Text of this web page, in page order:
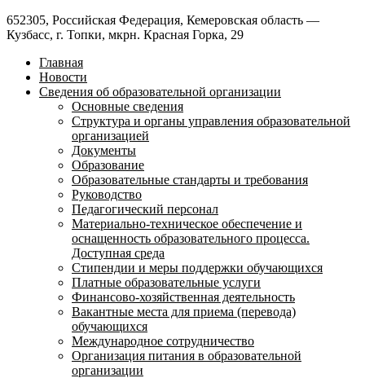
652305, Российская Федерация, Кемеровская область —
Кузбасс, г. Топки, мкрн. Красная Горка, 29
Главная
Новости
Сведения об образовательной организации
Основные сведения
Структура и органы управления образовательной
организацией
Документы
Образование
Образовательные стандарты и требования
Руководство
Педагогический персонал
Материально-техническое обеспечение и
оснащенность образовательного процесса.
Доступная среда
Стипендии и меры поддержки обучающихся
Платные образовательные услуги
Финансово-хозяйственная деятельность
Вакантные места для приема (перевода)
обучающихся
Международное сотрудничество
Организация питания в образовательной
организации